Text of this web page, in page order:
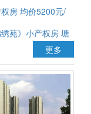
房 均价5200元/
苑》小产权房 塘
更多